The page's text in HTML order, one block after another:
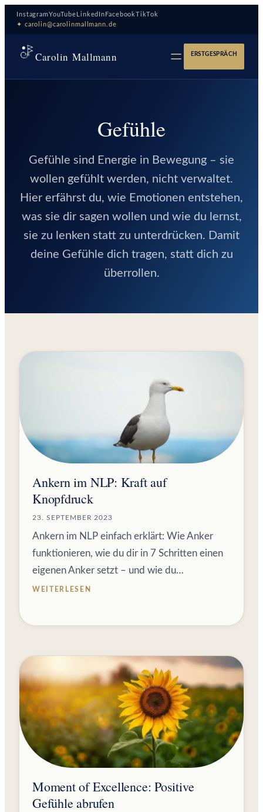
Zum
Inhalt
InstagramYouTube LinkedIn FacebookTikTok
✦ carolin@carolinmallmann.de
Carolin Mallmann ERSTGESPRÄCH
Gefühle
Gefühle sind Energie in Bewegung – sie
wollen gefühlt werden, nicht verwaltet.
Hier erfährst du, wie Emotionen entstehen,
was sie dir sagen wollen und wie du lernst,
sie zu lenken statt zu unterdrücken. Damit
deine Gefühle dich tragen, statt dich zu
überrollen.
Ankern im NLP: Kraft auf
Knopfdruck
23. SEPTEMBER 2023
Ankern im NLP einfach erklärt: Wie Anker
funktionieren, wie du dir in 7 Schritten einen
eigenen Anker setzt – und wie du…
WEITERLESEN
Moment of Excellence: Positive
Gefühle abrufen